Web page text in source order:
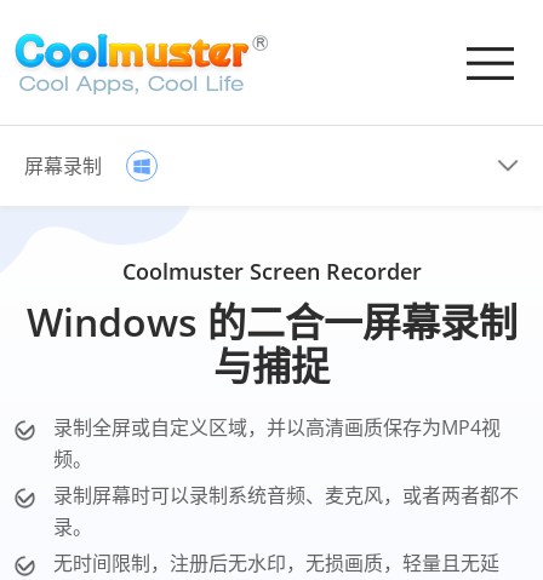
屏幕录制
Coolmuster Screen Recorder
Windows 的二合一屏幕录制
与捕捉
录制全屏或自定义区域，并以高清画质保存为MP4视
频。
录制屏幕时可以录制系统音频、麦克风，或者两者都不
录。
无时间限制，注册后无水印，无损画质，轻量且无延